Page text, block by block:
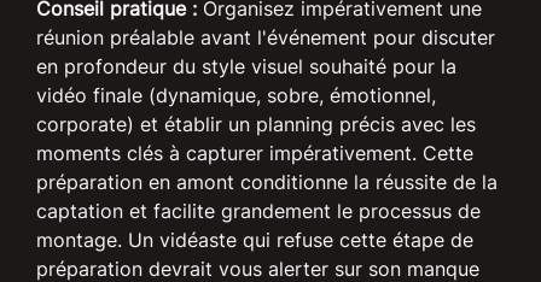
Conseil pratique :Organisez impérativement une
réunion préalable avant l'événement pour discuter
en profondeur du style visuel souhaité pour la
vidéo finale (dynamique, sobre, émotionnel,
corporate) et établir un planning précis avec les
moments clés à capturer impérativement. Cette
préparation en amont conditionne la réussite de la
captation et facilite grandement le processus de
montage. Un vidéaste qui refuse cette étape de
préparation devrait vous alerter sur son manque